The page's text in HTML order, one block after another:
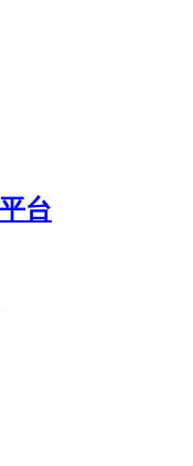
台